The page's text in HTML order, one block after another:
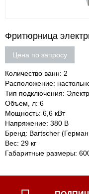
Фритюрница
Цена по запросу
Количество ванн: 2
Расположение:
Тип подключения:
Объем, л: 6
Мощность: 6,6 кВт
Напряжение: 380 В
Бренд: Bartscher
Вес: 29 кг
Габаритные размеры: